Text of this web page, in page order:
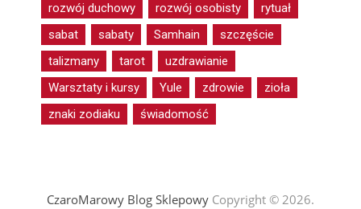
rozwój duchowy
rozwój osobisty
rytuał
sabat
sabaty Samhain
szczęście
talizmany
tarot
uzdrawianie
Warsztaty i kursy
Yule zdrowie
zioła
znaki zodiaku
świadomość
CzaroMarowy Blog SklepowyCopyright © 2026.